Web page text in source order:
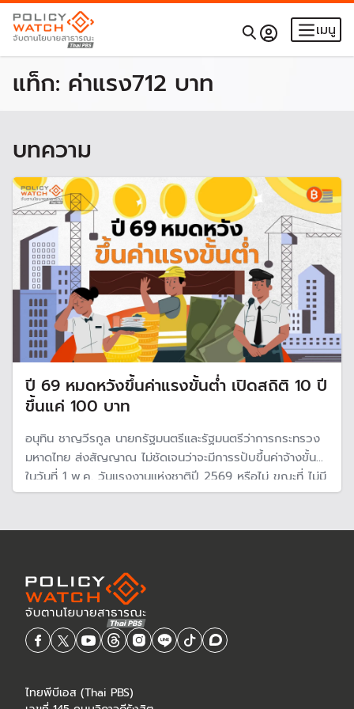
เมนู
แท็ก: ค่าแรง712 บาท
บทความ
ปี 69 หมดหวังขึ้นค่าแรงขั้นต่ำ เปิดสถิติ 10 ปี
ขึ้นแค่ 100 บาท
อนุทิน ชาญวีรกูล นายกรัฐมนตรีและรัฐมนตรีว่าการกระทรวง
มหาดไทย ส่งสัญญาณ ไม่ชัดเจนว่าจะมีการรปับขึ้นค่าจ้างขั้นต่ำ
ในวันที่ 1 พ.ค. วันแรงงานแห่งชาติปี 2569 หรือไม่ ขณะที่ ไม่มี
นโยบายปรับขึ้นค่าแรงขั้นต่ำในรัฐบาลชุดนี้
ไทยพีบีเอส (Thai PBS)